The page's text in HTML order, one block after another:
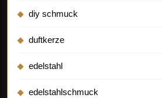
diy schmuck
duftkerze
edelstahl
edelstahlschmuck